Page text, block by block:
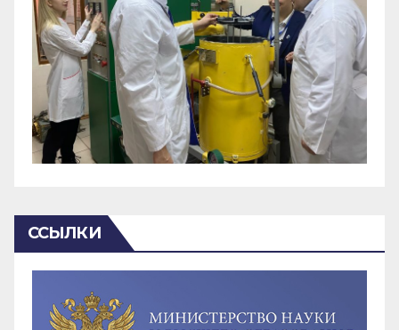
ССЫЛКИ